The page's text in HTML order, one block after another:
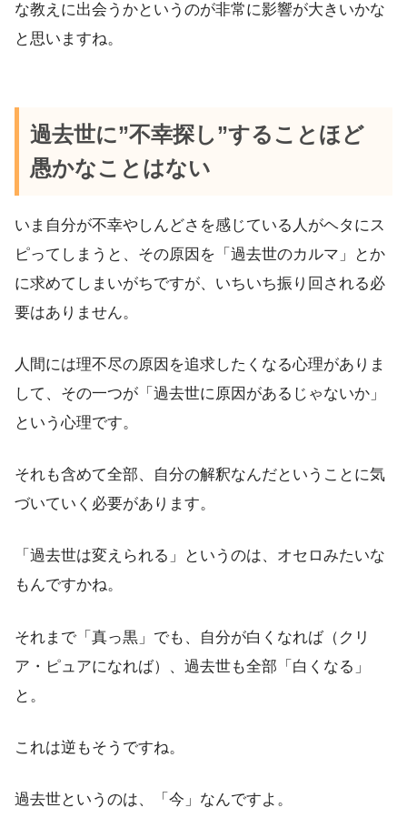
な教えに出会うかというのが非常に影響が大きいかな
と思いますね。
過去世に”不幸探し”することほど
愚かなことはない
いま自分が不幸やしんどさを感じている人がヘタにス
ピってしまうと、その原因を「過去世のカルマ」とか
に求めてしまいがちですが、いちいち振り回される必
要はありません。
人間には理不尽の原因を追求したくなる心理がありま
して、その一つが「過去世に原因があるじゃないか」
という心理です。
それも含めて全部、自分の解釈なんだということに気
づいていく必要があります。
「過去世は変えられる」というのは、オセロみたいな
もんですかね。
それまで「真っ黒」でも、自分が白くなれば（クリ
ア・ピュアになれば）、過去世も全部「白くなる」
と。
これは逆もそうですね。
過去世というのは、「今」なんですよ。